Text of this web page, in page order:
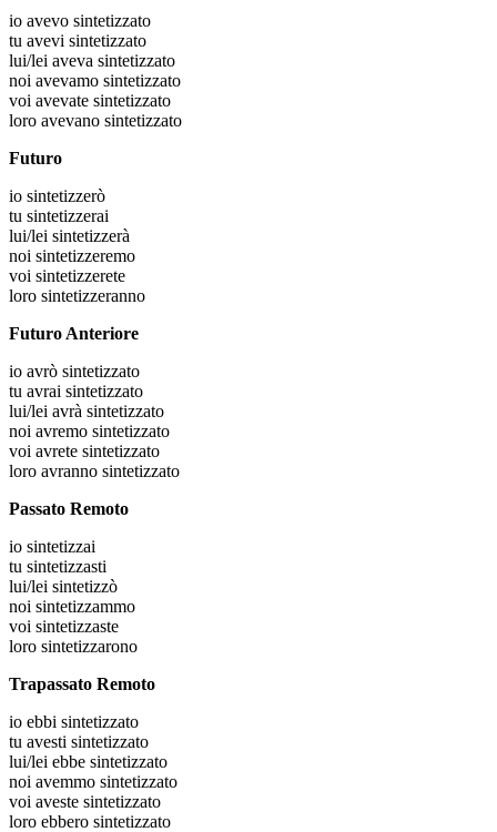
io avevo sintetizzato
tu avevi sintetizzato
lui/lei aveva sintetizzato
noi avevamo sintetizzato
voi avevate sintetizzato
loro avevano sintetizzato
Futuro
io sintetizzerò
tu sintetizzerai
lui/lei sintetizzerà
noi sintetizzeremo
voi sintetizzerete
loro sintetizzeranno
Futuro Anteriore
io avrò sintetizzato
tu avrai sintetizzato
lui/lei avrà sintetizzato
noi avremo sintetizzato
voi avrete sintetizzato
loro avranno sintetizzato
Passato Remoto
io sintetizzai
tu sintetizzasti
lui/lei sintetizzò
noi sintetizzammo
voi sintetizzaste
loro sintetizzarono
Trapassato Remoto
io ebbi sintetizzato
tu avesti sintetizzato
lui/lei ebbe sintetizzato
noi avemmo sintetizzato
voi aveste sintetizzato
loro ebbero sintetizzato